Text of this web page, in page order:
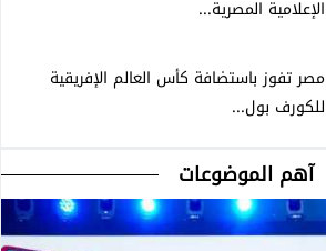
الإعلامية المصرية...
مصر تفوز باستضافة كأس العالم الإفريقية
للكورف بول...
آهم الموضوعات